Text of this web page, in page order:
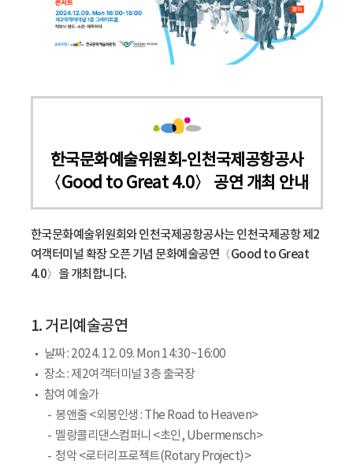
한국문화예술위원회-인천국제공항공사
〈Good to Great 4.0〉 공연 개최 안내
한국문화예술위원회와 인천국제공항공사는 인천국제공항 제2
여객터미널 확장 오픈 기념 문화예술공연 〈Good to Great
4.0〉을 개최합니다.
1. 거리예술공연
날짜 : 2024. 12. 09. Mon 14:30~16:00
장소 : 제2여객터미널 3층 출국장
참여 예술가
봉앤줄 <외봉인생 : The Road to Heaven>
멜랑콜리댄스컴퍼니 <초인, Ubermensch>
청악 <로터리프로젝트(Rotary Project)>